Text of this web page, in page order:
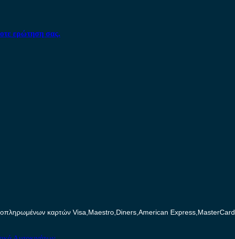
ερώτηση σας.
καρτών Visa,Maestro,Diners,American Express,MasterCard.